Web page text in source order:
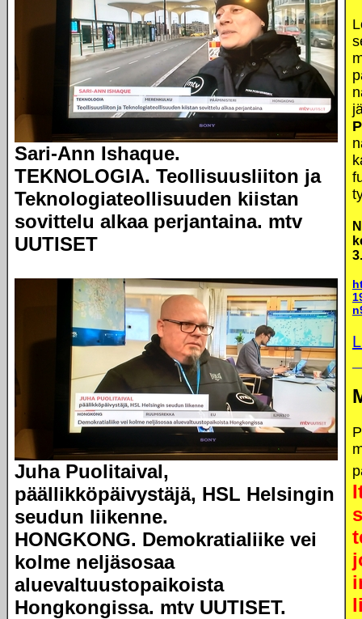
Sari-Ann Ishaque.
TEKNOLOGIA. Teollisuusliiton ja
Teknologiateollisuuden kiistan
sovittelu alkaa perjantaina. mtv
UUTISET
Juha Puolitaival,
päällikköpäivystäjä, HSL Helsingin
seudun liikenne.
HONGKONG. Demokratialiike vei
kolme neljäsosaa
aluevaltuustopaikoista
Hongkongissa. mtv UUTISET.